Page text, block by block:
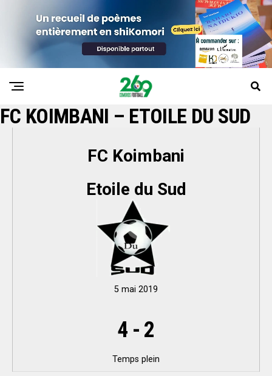
FC KOIMBANI – ETOILE DU SUD
FC Koimbani
Etoile du Sud
5 mai 2019
4 - 2
Temps plein